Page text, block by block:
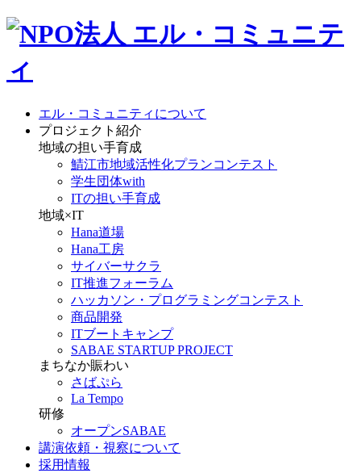
エル・コミュニティについて
プロジェクト紹介
地域の担い手育成
鯖江市地域活性化プランコンテスト
学生団体with
ITの担い手育成
地域×IT
Hana道場
Hana工房
サイバーサクラ
IT推進フォーラム
ハッカソン・プログラミングコンテスト
商品開発
ITブートキャンプ
SABAE STARTUP PROJECT
まちなか賑わい
さばぷら
La Tempo
研修
オープンSABAE
講演依頼・視察について
採用情報